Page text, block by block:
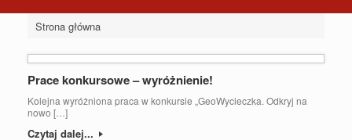
Strona główna
Prace konkursowe – wyróżnienie!
Kolejna wyróżniona praca w konkursie „GeoWycieczka. Odkryj na
nowo […]
Czytaj dalej...